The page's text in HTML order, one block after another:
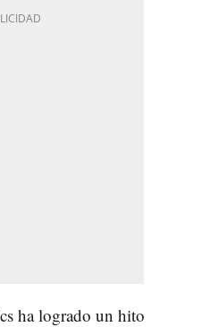
ha logrado un hito